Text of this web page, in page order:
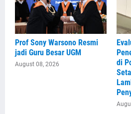
Prof Sony Warsono Resmi
jadi Guru Besar UGM
August 08, 2026
di